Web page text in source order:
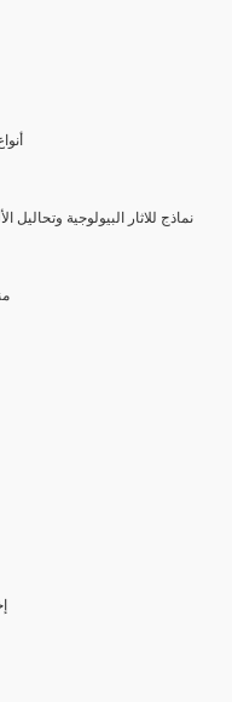
(5)
3- نماذج للاثار البيولوجية